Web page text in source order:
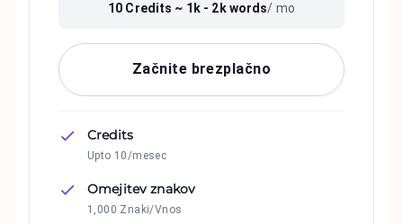
10 Credits ~ 1k - 2kwords/ mo
Začnite brezplačno
Credits
Upto 10/mesec
Omejitev znakov
1,000 Znaki/Vnos